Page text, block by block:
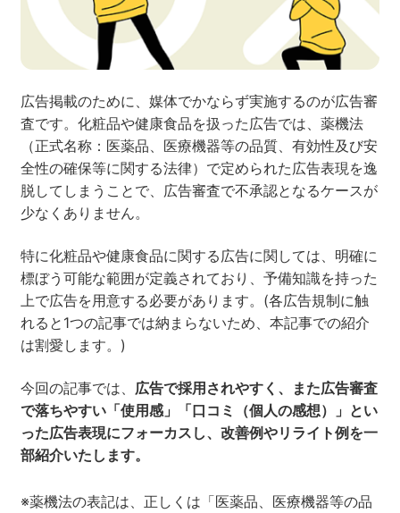
SEO ホワイトペーパー
CRM KARTE
Google Cloud／BI
実績・事例
株式会社メディックス
お問い合わせ
プライバシーポリシー
広告掲載のために、媒体でかならず実施するのが広告審
査です。化粧品や健康食品を扱った広告では、薬機法
（正式名称：医薬品、医療機器等の品質、有効性及び安
全性の確保等に関する法律）で定められた広告表現を逸
脱してしまうことで、広告審査で不承認となるケースが
少なくありません。
特に化粧品や健康食品に関する広告に関しては、明確に
標ぼう可能な範囲が定義されており、予備知識を持った
上で広告を用意する必要があります。(各広告規制に触
れると1つの記事では納まらないため、本記事での紹介
は割愛します。)
今回の記事では、 広告で採用されやすく、また広告審査
で落ちやすい「使用感」「口コミ（個人の感想）」とい
った広告表現にフォーカスし、改善例やリライト例を一
部紹介いたします。
※薬機法の表記は、正しくは「医薬品、医療機器等の品